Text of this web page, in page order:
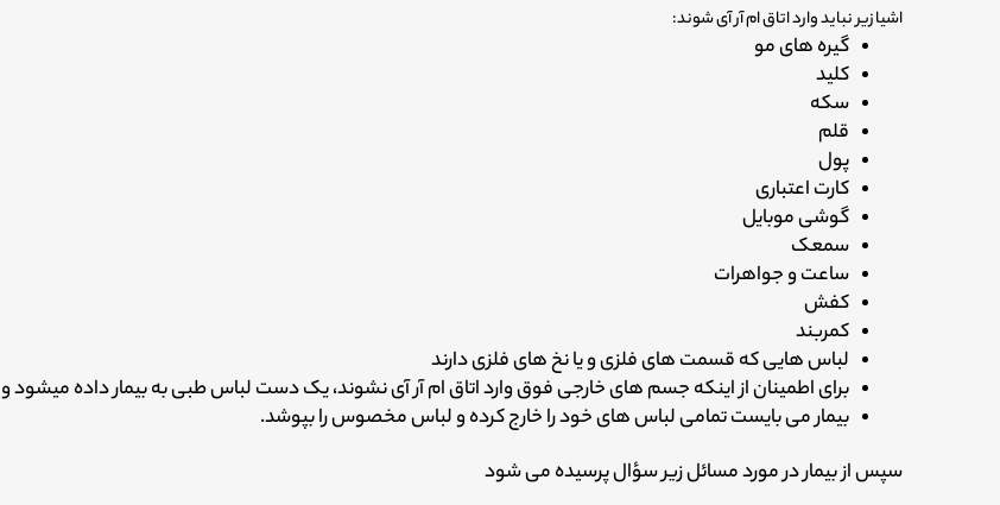
اشیا زیر نباید وارد اتاق ام آر آی شوند:
گیره های مو
کلید
سکه
قلم
پول
کارت اعتباری
گوشی موبایل
سمعک
ساعت و جواهرات
کفش
کمربند
لباس هایی که قسمت های فلزی و یا نخ های فلزی دارند
برای اطمینان از اینکه جسم های خارجی فوق وارد اتاق ام آر آی نشوند، یک دست لباس طبی به بیمار داده میشود و
بیمار می بایست تمامی لباس های خود را خارج کرده و لباس مخصوس را بپوشد.
سپس از بیمار در مورد مسائل زیر سؤال پرسیده می شود